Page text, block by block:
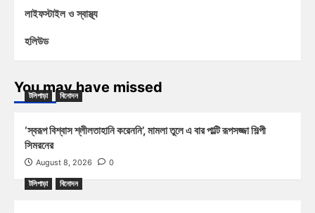
লাইফস্টাইল ও স্বাস্থ্য
হলিউড
You may have missed
টলিপাড়া বিনোদন
‘স্বরূপ বিশ্বাস শ্লীলতাহানি করেননি’, মামলা তুলে এ বার পাল্টি রূপসজ্জা শিল্পী
সিমরনের
August 8, 2026 0
টলিপাড়া বিনোদন